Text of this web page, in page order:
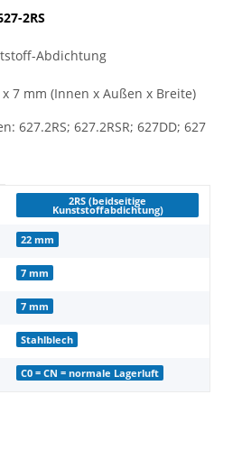
2RS
Abdichtung
7 mm (Innen x Außen x Breite)
627.2RS; 627.2RSR; 627DD; 627
2RS (beidseitige
Kunststoffabdichtung)
22 mm
7 mm
7 mm
Stahlblech
C0 = CN = normale Lagerluft